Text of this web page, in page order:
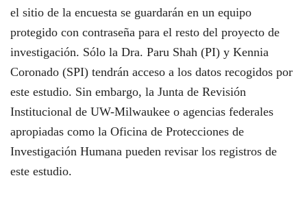
el sitio de la encuesta se guardarán en un equipo
protegido con contraseña para el resto del proyecto de
investigación. Sólo la Dra. Paru Shah (PI) y Kennia
Coronado (SPI) tendrán acceso a los datos recogidos por
este estudio. Sin embargo, la Junta de Revisión
Institucional de UW-Milwaukee o agencias federales
apropiadas como la Oficina de Protecciones de
Investigación Humana pueden revisar los registros de
este estudio.